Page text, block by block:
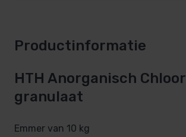
Productinformatie
HTH Anorganisch Chloor
granulaat
Emmer van 10 kg